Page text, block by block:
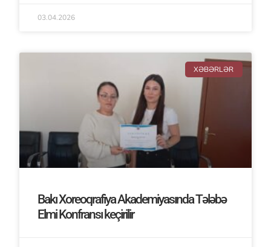
03.04.2026
XƏBƏRLƏR
Bakı Xoreoqrafiya Akademiyasında Tələbə
Elmi Konfransı keçirilir